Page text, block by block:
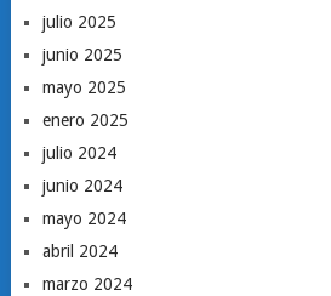
julio 2025
junio 2025
mayo 2025
enero 2025
julio 2024
junio 2024
mayo 2024
abril 2024
marzo 2024